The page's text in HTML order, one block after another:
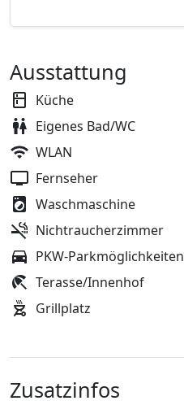
Ausstattung
Küche
Eigenes Bad/WC
WLAN
Fernseher
Waschmaschine
Nichtraucherzimmer
PKW-Parkmöglichkeiten
Terasse/Innenhof
Grillplatz
Zusatzinfos